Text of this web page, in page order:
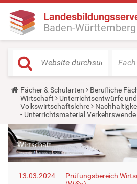
Baden-Württemberg
Fach
Y
o
u
a
r
e
h
e
r
e
Fächer & Schularten
Berufliche
Wirtschaft
Unterrichtsentwürfe
Volkswirtschaftslehre
- Unterrichtsmaterial
13.03.2024
Prüfungsbereich